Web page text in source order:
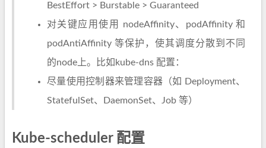
BestEffort > Burstable > Guaranteed
对关键应用使用 nodeAffinity、podAffinity 和
podAntiAffinity 等保护，使其调度分散到不同
的node上。比如kube-dns 配置：
尽量使用控制器来管理容器（如 Deployment、
StatefulSet、DaemonSet、Job 等）
Kube-scheduler 配置